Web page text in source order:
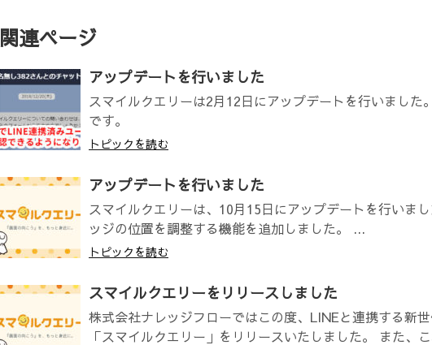
関連ページ
アップデートを行いました
スマイルクエリーは2月12日にアップデートを行いました
です。
トピックを読む
アップデートを行いました
スマイルクエリーは、10月15日にアップデートを行いま
ッジの位置を調整する機能を追加しました。 ...
トピックを読む
スマイルクエリーをリリースしました
株式会社ナレッジフローではこの度、LINEと連携する新
「スマイルクエリー」をリリースいたしました。 また、